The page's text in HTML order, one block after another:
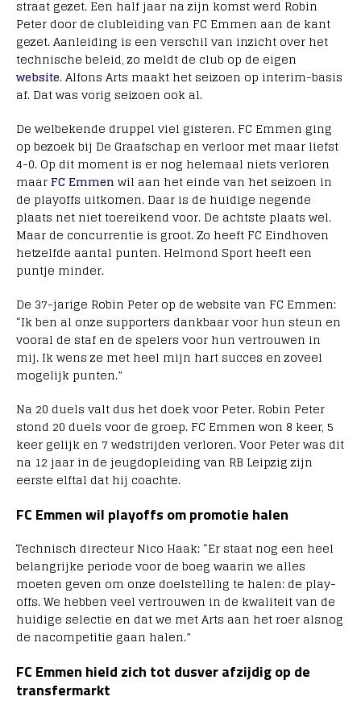
straat gezet. Een half jaar na zijn komst werd Robin
Peter door de clubleiding van FC Emmen aan de kant
gezet. Aanleiding is een verschil van inzicht over het
technische beleid, zo meldt de club op de eigen
website. Alfons Arts maakt het seizoen op interim-basis
af. Dat was vorig seizoen ook al.
De welbekende druppel viel gisteren. FC Emmen ging
op bezoek bij De Graafschap en verloor met maar liefst
4-0. Op dit moment is er nog helemaal niets verloren
maarFC Emmen wil aan het einde van het seizoen in
de playoffs uitkomen. Daar is de huidige negende
plaats net niet toereikend voor. De achtste plaats wel.
Maar de concurrentie is groot. Zo heeft FC Eindhoven
hetzelfde aantal punten. Helmond Sport heeft een
puntje minder.
De 37-jarige Robin Peter op de website van FC Emmen:
“Ik ben al onze supporters dankbaar voor hun steun en
vooral de staf en de spelers voor hun vertrouwen in
mij. Ik wens ze met heel mijn hart succes en zoveel
mogelijk punten.”
Na 20 duels valt dus het doek voor Peter. Robin Peter
stond 20 duels voor de groep. FC Emmen won 8 keer, 5
keer gelijk en 7 wedstrijden verloren. Voor Peter was dit
na 12 jaar in de jeugdopleiding van RB Leipzig zijn
eerste elftal dat hij coachte.
FC Emmen wil playoffs om promotie halen
Technisch directeur Nico Haak: “Er staat nog een heel
belangrijke periode voor de boeg waarin we alles
moeten geven om onze doelstelling te halen: de play-
offs. We hebben veel vertrouwen in de kwaliteit van de
huidige selectie en dat we met Arts aan het roer alsnog
de nacompetitie gaan halen.”
FC Emmen hield zich tot dusver afzijdig op de
transfermarkt